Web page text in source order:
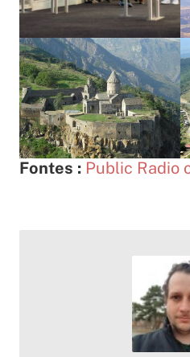
Fontes : Public Radio